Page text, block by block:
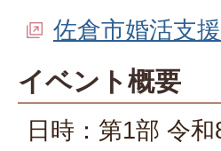
佐倉市婚活支
イベント概要
日時：第1部 令